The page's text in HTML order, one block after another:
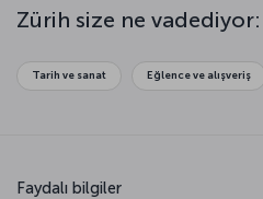
muhteşem manzaralarını da kentin
şehirde, dağ havası almak ve
galerilerini gezdikten sonra hem
Zürih size ne vadediyor:
Tarih ve sanat Eğlence ve alışveriş
Faydalı bilgiler